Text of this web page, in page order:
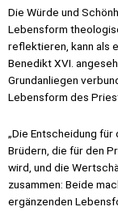
Die Würde und
Lebensform
reflektieren, kann als
Benedikt XVI.
Grundanliegen
Lebensform des
„Die Entscheidung
Brüdern, die für den
wird, und die
zusammen: Beide
ergänzenden